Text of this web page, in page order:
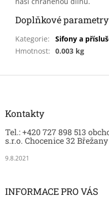
Doplňkové parametry
Kategorie:
Sifony a
Hmotnost: 0.003 kg
Kontakty
Tel.: +420 727 898 513
s.r.o. Chocenice 32
9.8.2021
INFORMACE PRO VÁS